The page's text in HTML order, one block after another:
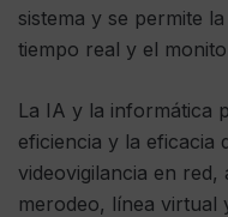
sistema y se permite
tiempo real y el
La IA y la informática
eficiencia y la eficacia
videovigilancia en red,
merodeo, línea virtual